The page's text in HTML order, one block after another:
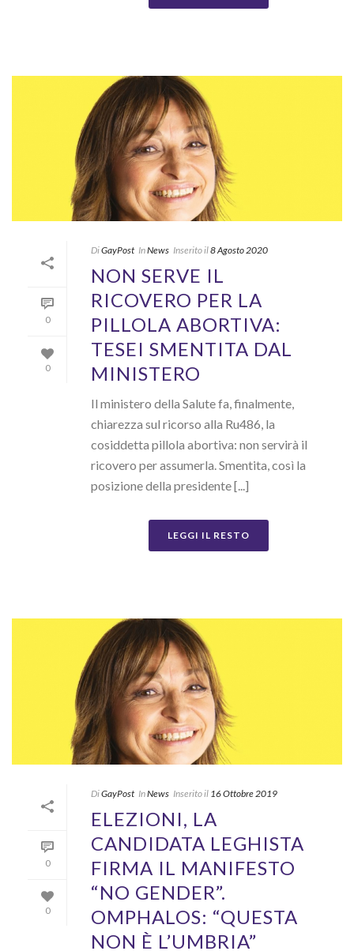
0
0
DiGayPost InNews Inserito il8 Agosto 2020
NON SERVE IL
RICOVERO PER LA
PILLOLA ABORTIVA:
TESEI SMENTITA DAL
MINISTERO
Il ministero della Salute fa, finalmente,
chiarezza sul ricorso alla Ru486, la
cosiddetta pillola abortiva: non servirà il
ricovero per assumerla. Smentita, così la
posizione della presidente [...]
LEGGI IL RESTO
0
0
DiGayPost InNews Inserito il 16 Ottobre 2019
ELEZIONI, LA
CANDIDATA LEGHISTA
FIRMA IL MANIFESTO
“NO GENDER”.
OMPHALOS: “QUESTA
NON È L’UMBRIA”